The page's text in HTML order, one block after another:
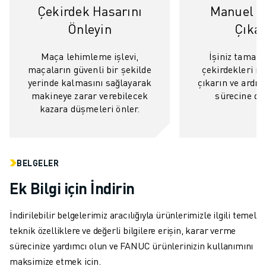
ELEKTRIKLI ARAÇLAR
PLASTIK
DEPOLAMA, LOJISTIK, SEVKIYAT
UYGULAMALAR
BIRLEŞTIRME
CNC TAŞLAMA
CNC FREZELEME
CNC TORNA
YÜKSEK HIZLI DELME VE KILAVUZ ÇEKME
ENJEKSIYON
MAKINE BESLEME
Çekirdek Hasarını
Önleyin
Maça lehimleme işlevi,
maçaların güvenli bir şekilde
yerinde kalmasını sağlayarak
makineye zarar verebilecek
kazara düşmeleri önler.
Manuel
İşiniz
çekirdekleri
çıkarın ve
sürecine
BELGELER
Ek Bilgi için İndirin
İndirilebilir belgelerimiz aracılığıyla ürünlerimizle ilgili temel
teknik özelliklere ve değerli bilgilere erişin, karar verme
sürecinize yardımcı olun ve FANUC ürünlerinizin kullanımını
maksimize etmek için.